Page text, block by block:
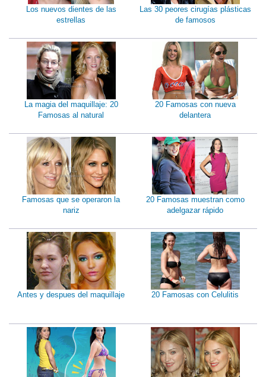
Los nuevos dientes de las
estrellas
Las 30 peores cirugías plásticas
de famosos
La magia del maquillaje: 20
Famosas al natural
20 Famosas con nueva
delantera
Famosas que se operaron la
nariz
20 Famosas muestran como
adelgazar rápido
Antes y despues del maquillaje 20 Famosas con Celulitis